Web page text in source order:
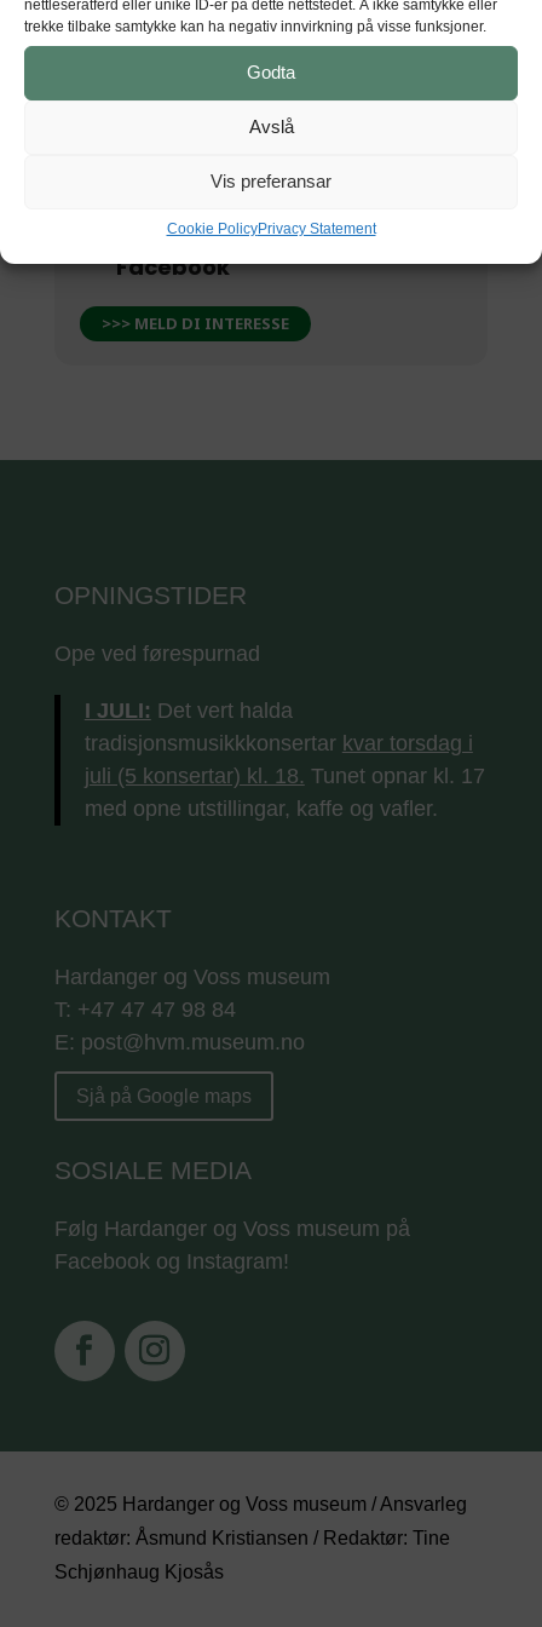
nettleseratferd eller unike ID-er på dette nettstedet. Å ikke samtykke eller
trekke tilbake samtykke kan ha negativ innvirkning på visse funksjoner.
Godta
Avslå
Vis preferansar
Cookie PolicyPrivacy Statement
Sandvenvegen 50, 5600 Norheimsund
Sjå dette arrangementet på
Facebook
>>> MELD DI INTERESSE
OPNINGSTIDER
Ope ved førespurnad
I JULI: Det vert halda
tradisjonsmusikkkonsertar kvar torsdag i
juli (5 konsertar) kl. 18. Tunet opnar kl. 17
med opne utstillingar, kaffe og vafler.
KONTAKT
Hardanger og Voss museum
T: +47 47 47 98 84
E: post@hvm.museum.no
Sjå på Google maps
SOSIALE MEDIA
Følg Hardanger og Voss museum på
Facebook og Instagram!
© 2025 Hardanger og Voss museum / Ansvarleg
redaktør: Åsmund Kristiansen / Redaktør: Tine
Schjønhaug Kjosås